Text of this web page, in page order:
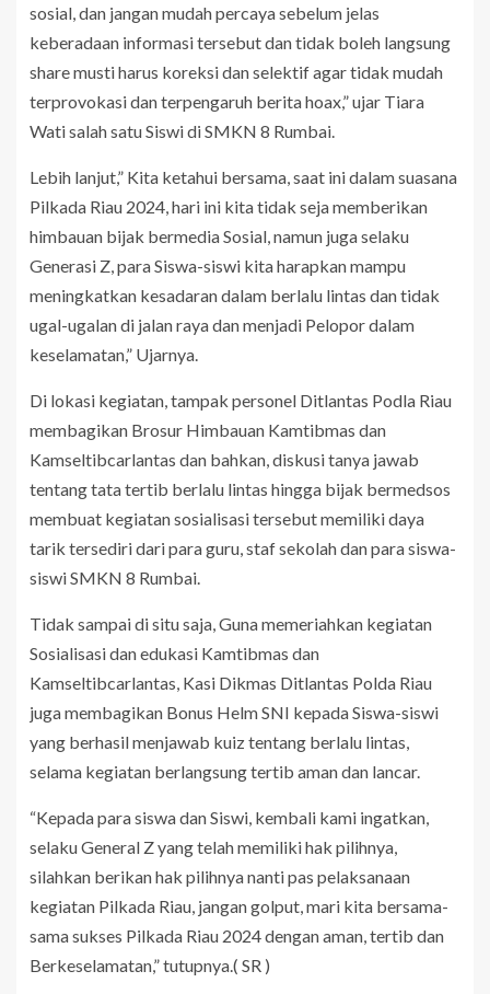
sosial, dan jangan mudah percaya sebelum jelas
keberadaan informasi tersebut dan tidak boleh langsung
share musti harus koreksi dan selektif agar tidak mudah
terprovokasi dan terpengaruh berita hoax,” ujar Tiara
Wati salah satu Siswi di SMKN 8 Rumbai.
Lebih lanjut,” Kita ketahui bersama, saat ini dalam suasana
Pilkada Riau 2024, hari ini kita tidak seja memberikan
himbauan bijak bermedia Sosial, namun juga selaku
Generasi Z, para Siswa-siswi kita harapkan mampu
meningkatkan kesadaran dalam berlalu lintas dan tidak
ugal-ugalan di jalan raya dan menjadi Pelopor dalam
keselamatan,” Ujarnya.
Di lokasi kegiatan, tampak personel Ditlantas Podla Riau
membagikan Brosur Himbauan Kamtibmas dan
Kamseltibcarlantas dan bahkan, diskusi tanya jawab
tentang tata tertib berlalu lintas hingga bijak bermedsos
membuat kegiatan sosialisasi tersebut memiliki daya
tarik tersediri dari para guru, staf sekolah dan para siswa-
siswi SMKN 8 Rumbai.
Tidak sampai di situ saja, Guna memeriahkan kegiatan
Sosialisasi dan edukasi Kamtibmas dan
Kamseltibcarlantas, Kasi Dikmas Ditlantas Polda Riau
juga membagikan Bonus Helm SNI kepada Siswa-siswi
yang berhasil menjawab kuiz tentang berlalu lintas,
selama kegiatan berlangsung tertib aman dan lancar.
“Kepada para siswa dan Siswi, kembali kami ingatkan,
selaku General Z yang telah memiliki hak pilihnya,
silahkan berikan hak pilihnya nanti pas pelaksanaan
kegiatan Pilkada Riau, jangan golput, mari kita bersama-
sama sukses Pilkada Riau 2024 dengan aman, tertib dan
Berkeselamatan,” tutupnya.( SR )